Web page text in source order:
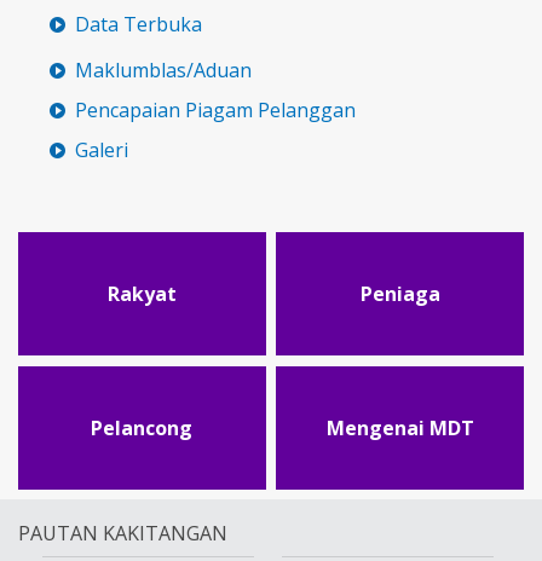
Data Terbuka
Maklumblas/Aduan
Pencapaian Piagam Pelanggan
Galeri
Rakyat Peniaga
Pelancong Mengenai MDT
PAUTAN KAKITANGAN